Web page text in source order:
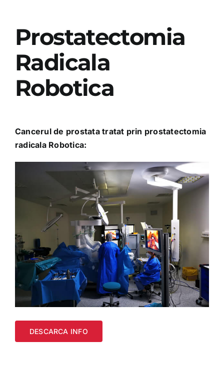
PROGRAMARI
Prostatectomia
Radicala
Robotica
Cancerul de prostata tratat prin prostatectomia
radicala Robotica:
DESCARCA INFO